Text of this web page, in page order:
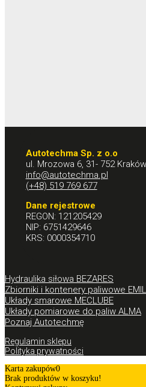
Autotechma Sp. z o.o
ul. Mrozowa 6, 31- 752 Kraków
info@autotechma.pl
(+48) 519 769 677
Dane rejestrowe
REGON: 121205429
NIP: 6751429646
KRS: 0000354710
Hydraulika siłowa BEZARES
Zbiorniki i kontenery paliwowe
Układy smarowe MECLUBE
Układy pomiarowe do paliw ALMA
Poznaj Autotechmę
Regulamin sklepu
Polityka prywatności
Karta zakupów0
Brak produktów w koszyku!